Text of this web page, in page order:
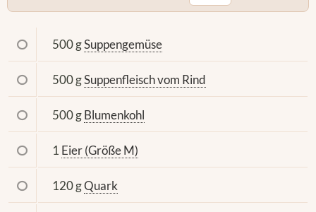
500 gSuppengemüse
500 gSuppenfleisch vom Rind
500 gBlumenkohl
1 Eier (Größe M)
120 gQuark